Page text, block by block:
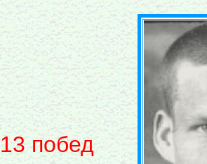
13 побед